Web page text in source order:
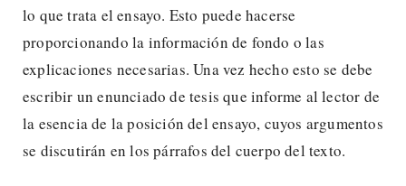
lo que trata el ensayo. Esto puede hacerse
proporcionando la información de fondo o las
explicaciones necesarias. Una vez hecho esto se debe
escribir un enunciado de tesis que informe al lector de
la esencia de la posición del ensayo, cuyos argumentos
se discutirán en los párrafos del cuerpo del texto.